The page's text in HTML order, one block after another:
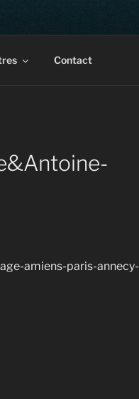
Contact
amiens-paris-annecy-